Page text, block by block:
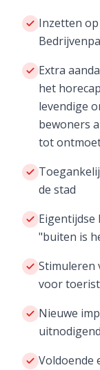
Inzetten
Extra
het
levendige
bewoners
tot
de stad
"buiten is
Stimuleren
voor
Nieuwe
Voldoende